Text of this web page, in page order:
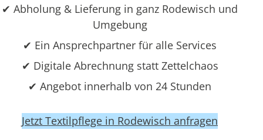
✔ Abholung & Lieferung in ganz Rodewisch und
Umgebung
✔ Ein Ansprechpartner für alle Services
✔ Digitale Abrechnung statt Zettelchaos
✔ Angebot innerhalb von 24 Stunden
Jetzt Textilpflege in Rodewisch anfragen